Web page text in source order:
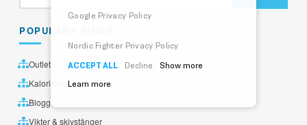
POPULÄRA SIDOR
Outlet
Kaloriräknare
Blogg
Vikter & skivstänger
Google Privacy Policy
Nordic Fighter Privacy Policy
ACCEPT ALL
Decline
Show more
Learn more